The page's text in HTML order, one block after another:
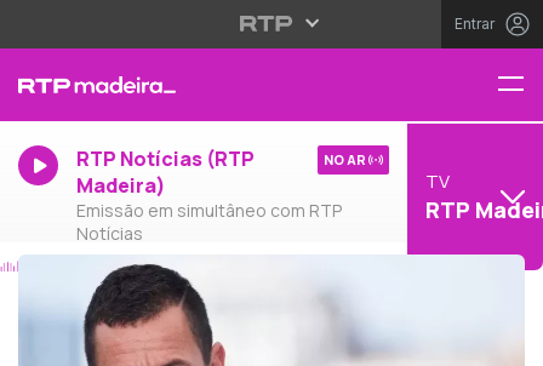
Entrar
RTP Notícias (RTP
Madeira)
Emissão em simultâneo com RTP
Notícias
NO AR
TV
RTP